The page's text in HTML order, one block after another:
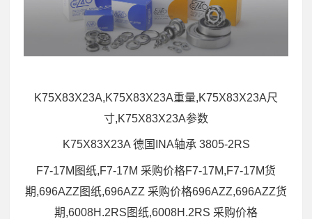
K75X83X23A,K75X83X23A重量,K75X83X23A尺
寸,K75X83X23A参数
K75X83X23A 德国INA轴承 3805-2RS
F7-17M图纸,F7-17M 采购价格F7-17M,F7-17M货
期,696AZZ图纸,696AZZ 采购价格696AZZ,696AZZ货
期,6008H.2RS图纸,6008H.2RS 采购价格